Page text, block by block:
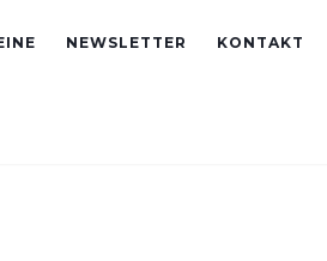
NEWSLETTER KONTAKT